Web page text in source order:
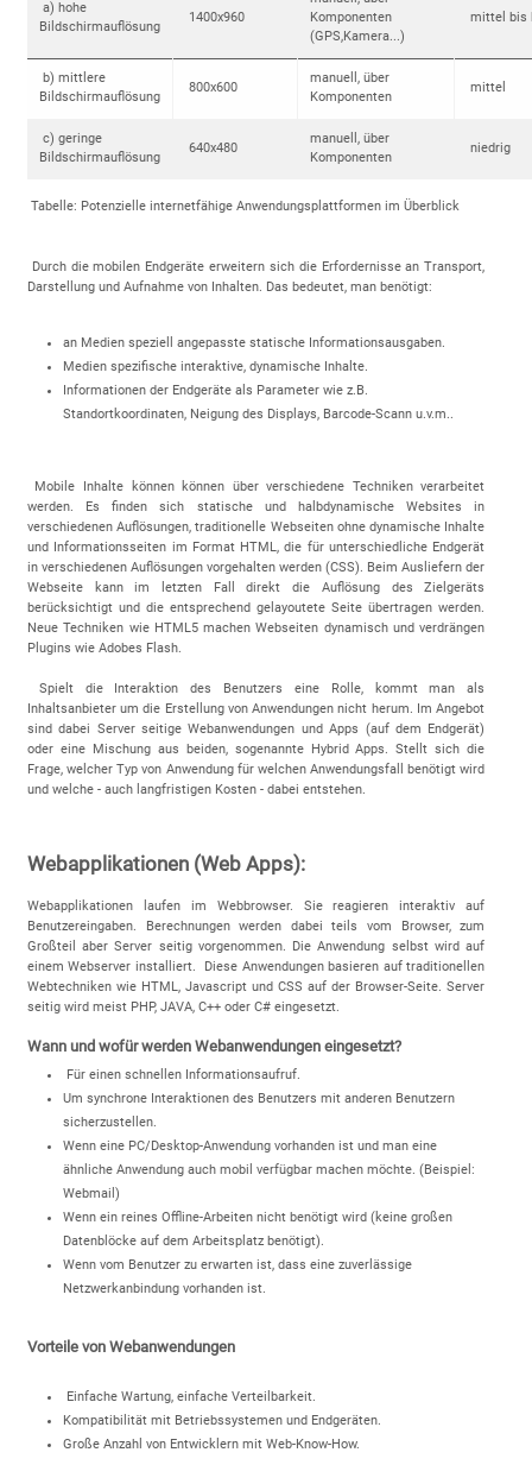
a) hohe
Bildschirmauflösung
1400x960
Komponenten
(GPS,Kamera...)
mittel bis
b) mittlere
Bildschirmauflösung
800x600
manuell, über
Komponenten
mittel
c) geringe
Bildschirmauflösung
640x480
manuell, über
Komponenten
niedrig
Tabelle: Potenzielle internetfähige Anwendungsplattformen im Überblick
Durch die mobilen Endgeräte erweitern sich die Erfordernisse an Transport,
Darstellung und Aufnahme von Inhalten. Das bedeutet, man benötigt:
an Medien speziell angepasste statische Informationsausgaben.
Medien spezifische interaktive, dynamische Inhalte.
Informationen der Endgeräte als Parameter wie z.B.
Standortkoordinaten, Neigung des Displays, Barcode-Scann u.v.m..
Mobile Inhalte können können über verschiedene Techniken verarbeitet
werden. Es finden sich statische und halbdynamische Websites in
verschiedenen Auflösungen, traditionelle Webseiten ohne dynamische Inhalte
und Informationsseiten im Format HTML, die für unterschiedliche Endgerät
in verschiedenen Auflösungen vorgehalten werden (CSS). Beim Ausliefern der
Webseite kann im letzten Fall direkt die Auflösung des Zielgeräts
berücksichtigt und die entsprechend gelayoutete Seite übertragen werden.
Neue Techniken wie HTML5 machen Webseiten dynamisch und verdrängen
Plugins wie Adobes Flash.
Spielt die Interaktion des Benutzers eine Rolle, kommt man als
Inhaltsanbieter um die Erstellung von Anwendungen nicht herum. Im Angebot
sind dabei Server seitige Webanwendungen und Apps (auf dem Endgerät)
oder eine Mischung aus beiden, sogenannte Hybrid Apps. Stellt sich die
Frage, welcher Typ von Anwendung für welchen Anwendungsfall benötigt wird
und welche - auch langfristigen Kosten - dabei entstehen.
Webapplikationen (Web Apps):
Webapplikationen laufen im Webbrowser. Sie reagieren interaktiv auf
Benutzereingaben. Berechnungen werden dabei teils vom Browser, zum
Großteil aber Server seitig vorgenommen. Die Anwendung selbst wird auf
einem Webserver installiert. Diese Anwendungen basieren auf traditionellen
Webtechniken wie HTML, Javascript und CSS auf der Browser-Seite. Server
seitig wird meist PHP, JAVA, C++ oder C# eingesetzt.
Wann und wofür werden Webanwendungen eingesetzt?
Für einen schnellen Informationsaufruf.
Um synchrone Interaktionen des Benutzers mit anderen Benutzern
sicherzustellen.
Wenn eine PC/Desktop-Anwendung vorhanden ist und man eine
ähnliche Anwendung auch mobil verfügbar machen möchte. (Beispiel:
Webmail)
Wenn ein reines Offline-Arbeiten nicht benötigt wird (keine großen
Datenblöcke auf dem Arbeitsplatz benötigt).
Wenn vom Benutzer zu erwarten ist, dass eine zuverlässige
Netzwerkanbindung vorhanden ist.
Vorteile von Webanwendungen
Einfache Wartung, einfache Verteilbarkeit.
Kompatibilität mit Betriebssystemen und Endgeräten.
Große Anzahl von Entwicklern mit Web-Know-How.